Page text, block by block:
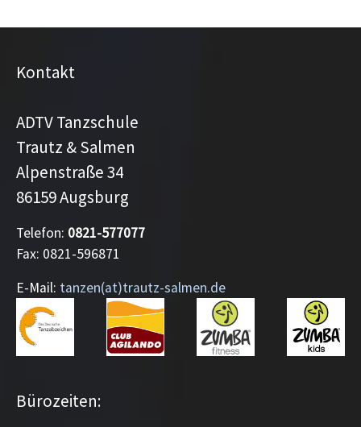
Kontakt
ADTV Tanzschule
Trautz & Salmen
Alpenstraße 34
86159 Augsburg
Telefon: 0821-577077
Fax: 0821-596871
E-Mail: tanzen(at)trautz-salmen.de
Bürozeiten: